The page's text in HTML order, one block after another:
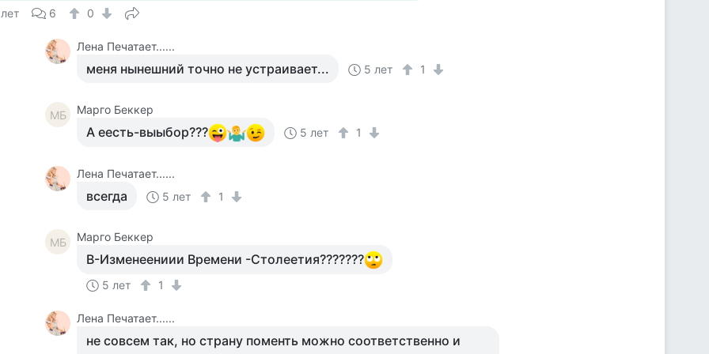
6 0
Лена Печатает......
меня нынешний точно не устраивает... 5 лет 1
MБ Mарго Беккер
А еесть-выыбор??? 5 лет 1
Лена Печатает......
всегда 5 лет 1
MБ Mарго Беккер
В-Изменеениии Времени -Столеетия???????
5 лет 1
Лена Печатает......
не совсем так, но страну поменть можно соответственно и